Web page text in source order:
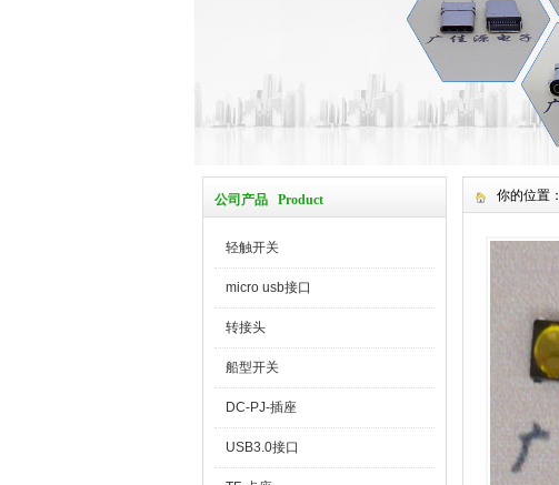
公司产品 Product
轻触开关
micro usb接口
转接头
船型开关
DC-PJ-插座
USB3.0接口
你的位置：